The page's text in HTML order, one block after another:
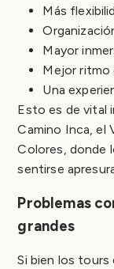
Más
Mayor
Mejor ritmo
Una
Esto es de vital
Camino Inca, el
Colores, donde
sentirse
Problemas
grandes
Si bien los tours